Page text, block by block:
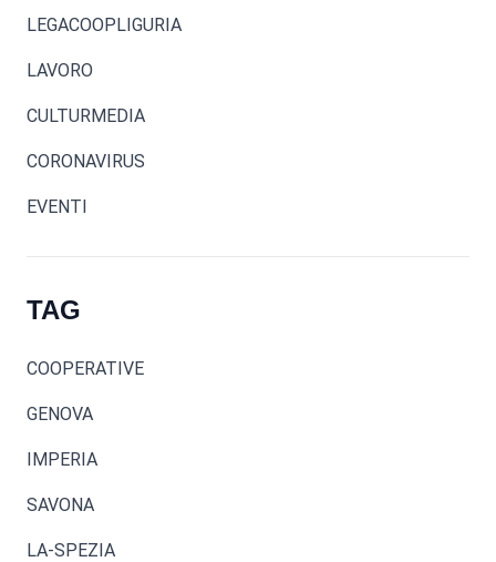
LEGACOOPLIGURIA
LAVORO
CULTURMEDIA
CORONAVIRUS
EVENTI
TAG
COOPERATIVE
GENOVA
IMPERIA
SAVONA
LA-SPEZIA